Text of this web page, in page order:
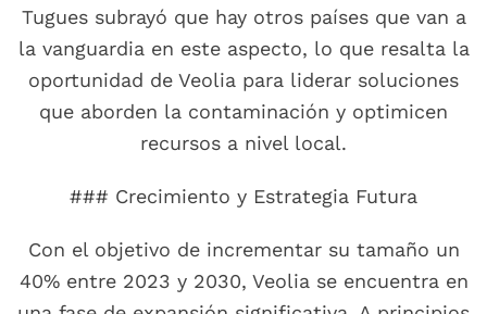
Tugues subrayó que hay otros países que van a
la vanguardia en este aspecto, lo que resalta la
oportunidad de Veolia para liderar soluciones
que aborden la contaminación y optimicen
recursos a nivel local.
### Crecimiento y Estrategia Futura
Con el objetivo de incrementar su tamaño un
40% entre 2023 y 2030, Veolia se encuentra en